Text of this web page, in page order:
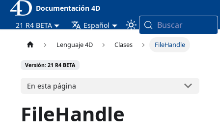
Documentación 4D
21 R4 BETA
Español Buscar
Lenguaje 4D Clases FileHandle
Versión: 21 R4 BETA
En esta página
FileHandle